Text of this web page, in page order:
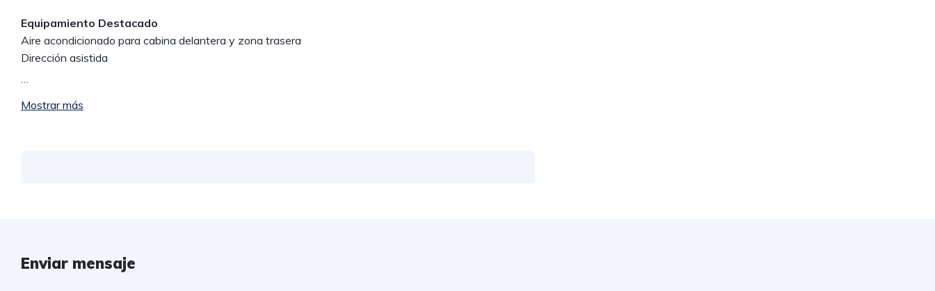
Equipamiento Destacado
Aire acondicionado para cabina delantera y zona trasera
Dirección asistida
…
Mostrar más
Enviar mensaje